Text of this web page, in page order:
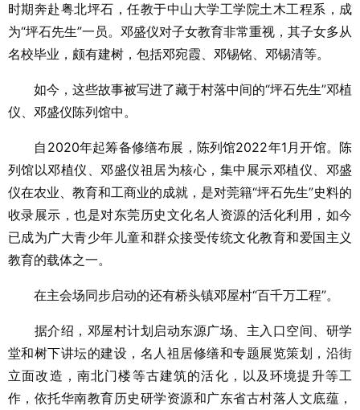
时期奔赴粤北坪石，任教于中山大学工学院土木工程系，成
为“坪石先生”一员。邓盛仪对子女教育非常重视，其子女多从
名校毕业，颇有建树，包括邓宛霞、邓锡铭、邓锡清等。
如今，这些故事被写进了藏于村落中间的“坪石先生”邓植
仪、邓盛仪陈列馆中。
自2020年起筹备修缮布展，陈列馆2022年1月开馆。陈
列馆以邓植仪、邓盛仪祖居为核心，集中展示邓植仪、邓盛
仪在农业、教育和工商业的成就，是对莞籍“坪石先生”史料的
收录展示，也是对东莞历史文化名人资源的活化利用，如今
已成为广大青少年儿童和群众接受传统文化教育和爱国主义
教育的载体之一。
在主会场同步启动的还有桥头镇邓屋村“百千万工程”。
据介绍，邓屋村计划启动东源广场、主入口空间、研学
堂和树下讲坛的建设，名人祖居修缮和专题展览策划，沿街
立面改造，南北门楼等古建筑的活化，以及环境提升等工
作，依托华南教育历史研学资源和广东省古村落人文底蕴，